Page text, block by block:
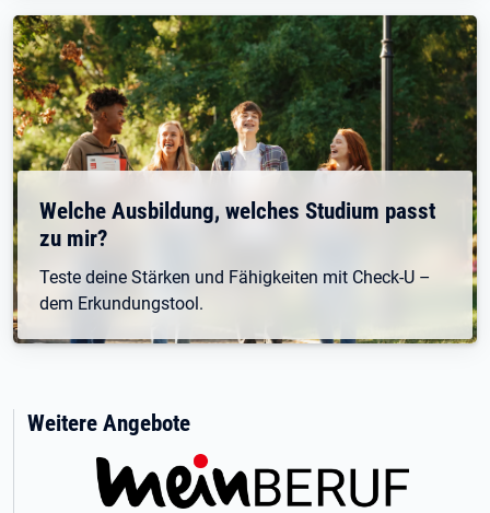
Welche Ausbildung, welches Studium passt
zu mir?
Teste deine Stärken und Fähigkeiten mit Check-U –
dem Erkundungstool.
Weitere Angebote